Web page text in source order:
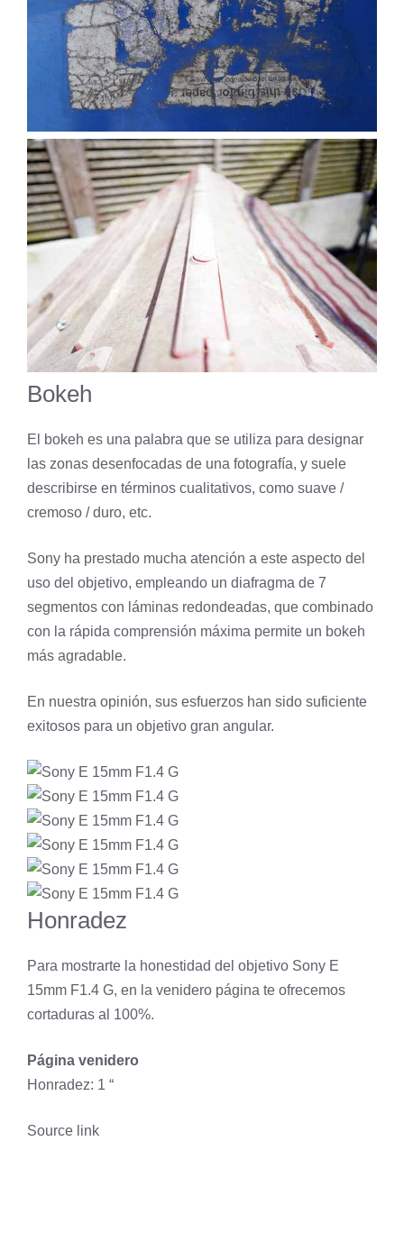
Bokeh
El bokeh es una palabra que se utiliza para designar
las zonas desenfocadas de una fotografía, y suele
describirse en términos cualitativos, como suave /
cremoso / duro, etc.
Sony ha prestado mucha atención a este aspecto del
uso del objetivo, empleando un diafragma de 7
segmentos con láminas redondeadas, que combinado
con la rápida comprensión máxima permite un bokeh
más agradable.
En nuestra opinión, sus esfuerzos han sido suficiente
exitosos para un objetivo gran angular.
Honradez
Para mostrarte la honestidad del objetivo Sony E
15mm F1.4 G, en la venidero página te ofrecemos
cortaduras al 100%.
Página venidero
Honradez: 1 “
Source link